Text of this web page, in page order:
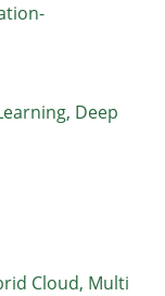
Deep
Cloud, Multi